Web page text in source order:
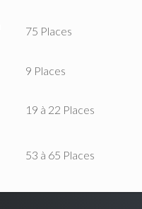
75 Places
9 Places
19 à 22 Places
53 à 65 Places